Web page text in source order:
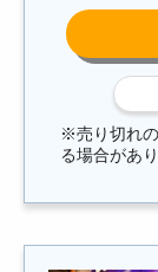
※売り切れ
る場合があ